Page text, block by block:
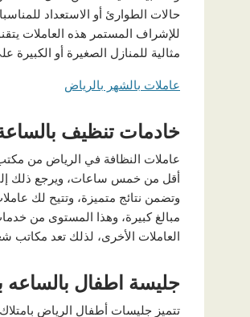
حالات الطوارئ أو الاستعداد
للإشراف المستمر هذه العاملات
مثالية للمنازل الصغيرة أو الكبيرة
عاملات بالشهر بالرياض
خادمات تنظيف
عاملات النظافة في الرياض من
أقل من خمس ساعات، ويرجع ذلك
وتضمن نتائج متميزة، وتتيح لك
مبالغ كبيرة، وهذا المستوى من
العاملات الأخرى، لذلك تعد مكاتب
جليسة اطفال بالساعه
تتميز جليسات أطفال الرياض